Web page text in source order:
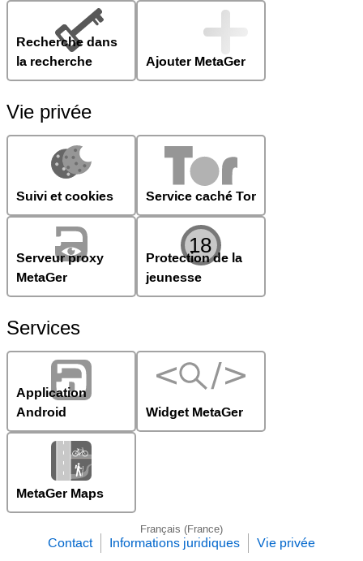
Recherche dans
la recherche
Ajouter MetaGer
Vie privée
Suivi et cookies Service caché Tor
Serveur proxy
MetaGer
Protection de la
jeunesse
Services
Application
Android
Widget MetaGer
MetaGer Maps
Français (France)
Contact Informations juridiques Vie privée